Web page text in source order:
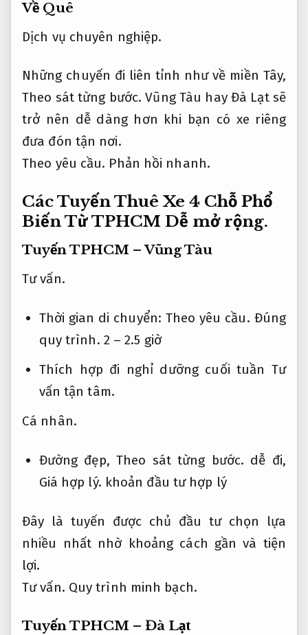
Về Quê
Dịch vụ chuyên nghiệp.
Những chuyến đi liên tỉnh như về miền Tây,
Theo sát từng bước. Vũng Tàu hay Đà Lạt sẽ
trở nên dễ dàng hơn khi bạn có xe riêng
đưa đón tận nơi.
Theo yêu cầu. Phản hồi nhanh.
Các Tuyến Thuê Xe 4 Chỗ Phổ
Biến Từ TPHCM Dễ mở rộng.
Tuyến TPHCM – Vũng Tàu
Tư vấn.
Thời gian di chuyển: Theo yêu cầu. Đúng
quy trình. 2 – 2.5 giờ
Thích hợp đi nghỉ dưỡng cuối tuần Tư
vấn tận tâm.
Cá nhân.
Đường đẹp, Theo sát từng bước. dễ đi,
Giá hợp lý. khoản đầu tư hợp lý
Đây là tuyến được chủ đầu tư chọn lựa
nhiều nhất nhờ khoảng cách gần và tiện
lợi.
Tư vấn. Quy trình minh bạch.
Tuyến TPHCM – Đà Lạt